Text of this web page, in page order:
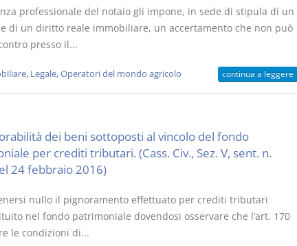
professionale del notaio gli impone, in sede di stipula di un
di un diritto reale immobiliare, un accertamento che non può
presso il...
, Legale,Operatori del mondo agricolo continua a leggere
dei beni sottoposti al vincolo del fondo
per crediti tributari. (Cass. Civ., Sez. V, sent. n.
24 febbraio 2016)
nullo il pignoramento effettuato per crediti tributari
nel fondo patrimoniale dovendosi osservare che l’art. 170
le condizioni di...